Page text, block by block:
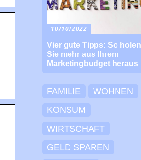
10/10/2022
Vier gute Tipps: So holen
Sie mehr aus Ihrem
Marketingbudget heraus
FAMILIE
WOHNEN
KONSUM
WIRTSCHAFT
GELD SPAREN